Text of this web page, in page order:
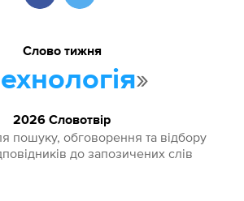
Слово тижня
»
2026 Словотвір
пошуку, обговорення та відбору
до запозичених слів